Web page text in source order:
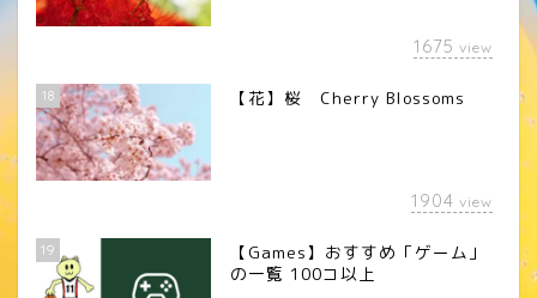
1675 view
18 【花】桜 Cherry Blossoms
1904 view
19
【Games】おすすめ「ゲーム」
の一覧 100コ以上